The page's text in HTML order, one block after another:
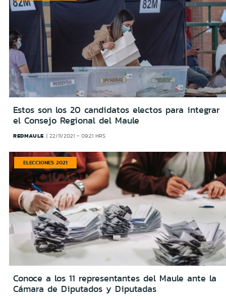
Estos son los 20 candidatos electos para integrar
el Consejo Regional del Maule
REDMAULE 22/11/2021 - 09:21 HRS
ELECCIONES 2021
Conoce a los 11 representantes del Maule ante la
Cámara de Diputados y Diputadas